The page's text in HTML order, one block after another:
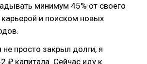
минимум 45% от своего
и поиском новых
просто закрыл долги, я
₽ капитала. Сейчас иду к